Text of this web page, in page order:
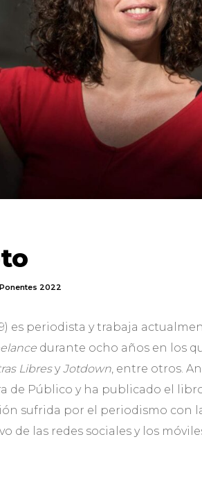
Ponentes 2022
es periodista y trabaja
durante ocho años en los
LibresyJotdown, entre otros.
de Público y ha publicado el
sufrida por el periodismo con
de las redes sociales y los